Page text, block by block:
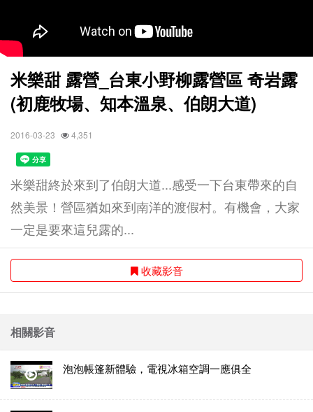
米樂甜 露營_台東小野柳露營區 奇岩露
(初鹿牧場、知本溫泉、伯朗大道)
2016-03-23 4,351
米樂甜終於來到了伯朗大道...感受一下台東帶來的自
然美景！營區猶如來到南洋的渡假村。有機會，大家
一定是要來這兒露的...
收藏影音
相關影音
泡泡帳篷新體驗，電視冰箱空調一應俱全